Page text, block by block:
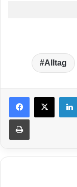
Alltag
Drucken